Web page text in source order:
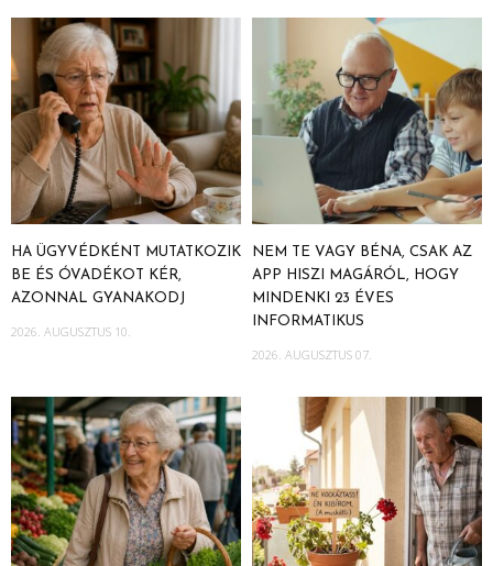
HA ÜGYVÉDKÉNT MUTATKOZIK
BE ÉS ÓVADÉKOT KÉR,
AZONNAL GYANAKODJ
2026. AUGUSZTUS 10.
NEM TE VAGY BÉNA, CSAK AZ
APP HISZI MAGÁRÓL, HOGY
MINDENKI 23 ÉVES
INFORMATIKUS
2026. AUGUSZTUS 07.